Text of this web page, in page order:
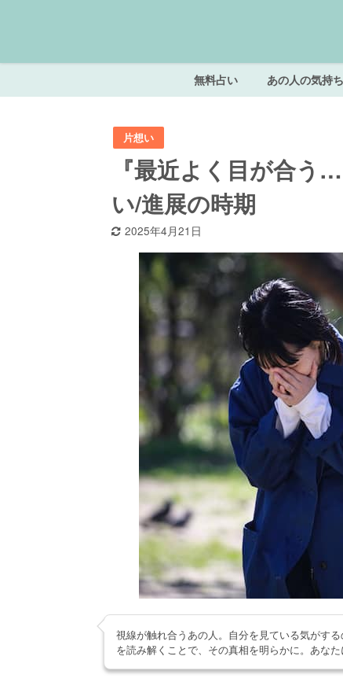
無料占い あの人の気持ち
片想い
『最近よく目が合
い/進展の時期
2025年4月21日
視線が触れ合うあの人。自分を見ている気が
を読み解くことで、その真相を明らかに。あな